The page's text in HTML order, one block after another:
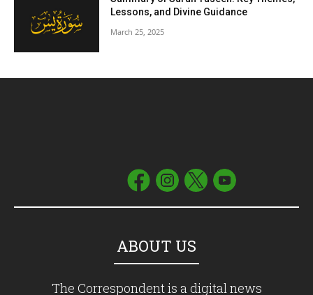
Lessons, and Divine Guidance
March 25, 2025
ABOUT US
The Correspondent is a digital news